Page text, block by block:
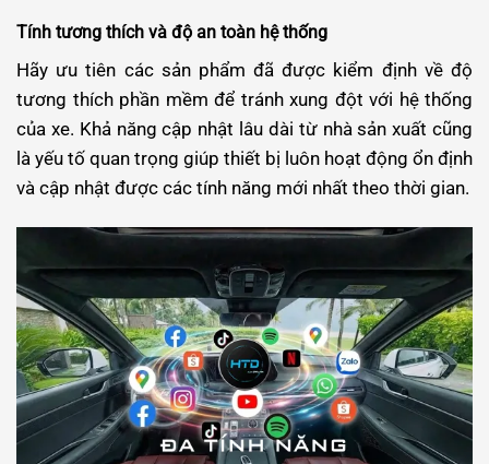
Tính tương thích và độ an toàn hệ thống
Hãy ưu tiên các sản phẩm đã được kiểm định về độ
tương thích phần mềm để tránh xung đột với hệ thống
của xe. Khả năng cập nhật lâu dài từ nhà sản xuất cũng
là yếu tố quan trọng giúp thiết bị luôn hoạt động ổn định
và cập nhật được các tính năng mới nhất theo thời gian.